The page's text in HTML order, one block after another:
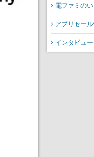
電ファミの
アプリセー
インタビュー